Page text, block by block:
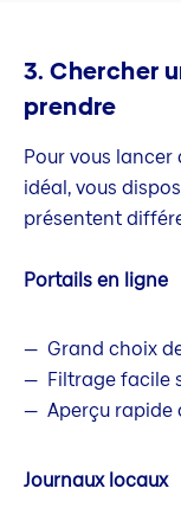
3. Chercher
prendre
Pour vous
idéal, vous
présentent
Portails en ligne
Grand choix
Filtrage facile
Aperçu rapide
Journaux locaux